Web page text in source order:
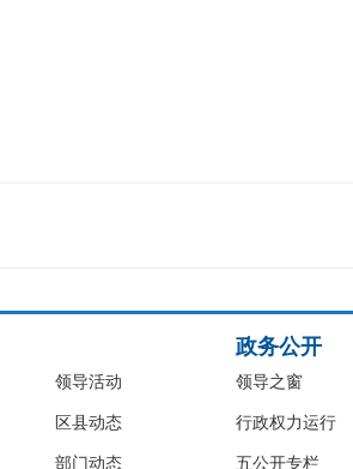
领导活动
区县动态
部门动态
政务公开
领导之窗
行政权力运行
五公开专栏